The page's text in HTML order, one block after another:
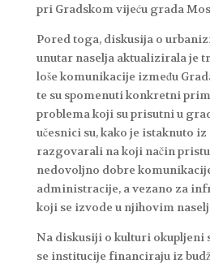
pri Gradskom vijeću grada
Pored toga, diskusija o
unutar naselja aktualizirala je
loše komunikacije između
te su spomenuti konkretni
problema koji su prisutni u
učesnici su, kako je istaknuto iz
razgovarali na koji način
nedovoljno dobre
administracije, a vezano za
koji se izvode u njihovim
Na diskusiji o kulturi okupljeni
se institucije financiraju iz